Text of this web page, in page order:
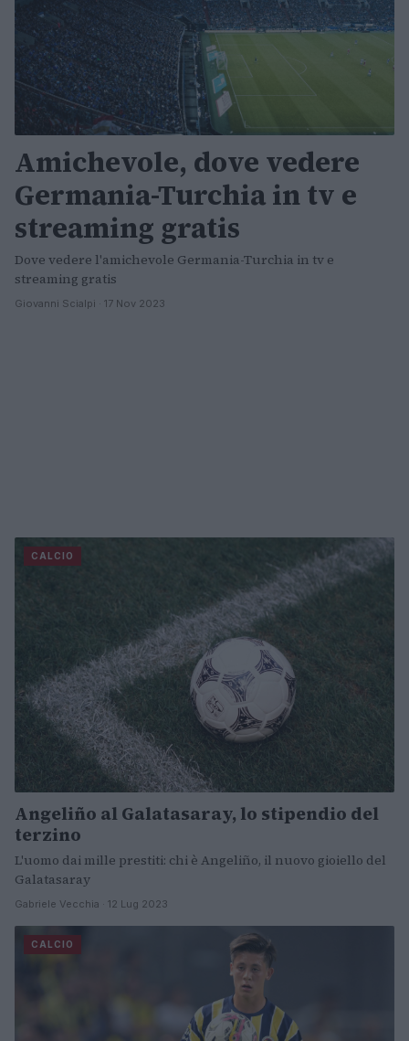
Amichevole, dove vedere
Germania-Turchia in tv e
streaming gratis
Dove vedere l'amichevole Germania-Turchia in tv e
streaming gratis
Giovanni Scialpi · 17 Nov 2023
CALCIO
Angeliño al Galatasaray, lo stipendio del
terzino
L'uomo dai mille prestiti: chi è Angeliño, il nuovo gioiello del
Galatasaray
Gabriele Vecchia · 12 Lug 2023
CALCIO